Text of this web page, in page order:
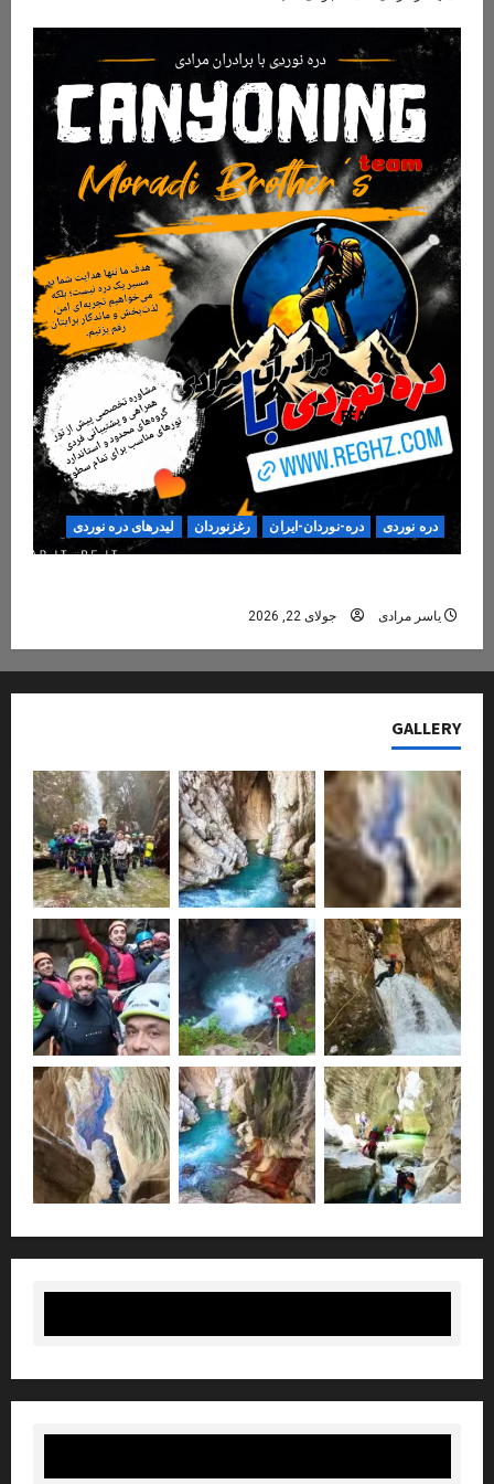
دره نوردی دره-نوردان-ایران رغزنوردان لیدرهای دره نوردی
یاسر مرادی جولای 22, 2026
GALLERY